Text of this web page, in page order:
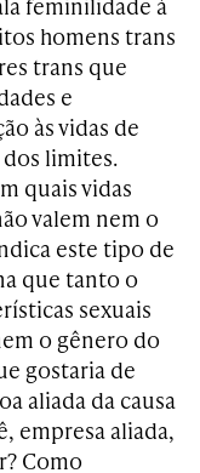
homens trans
trans que
e
às vidas de
dos limites.
quais vidas
valem nem o
este tipo de
que tanto o
sexuais
o gênero do
gostaria de
aliada da causa
empresa aliada,
Como